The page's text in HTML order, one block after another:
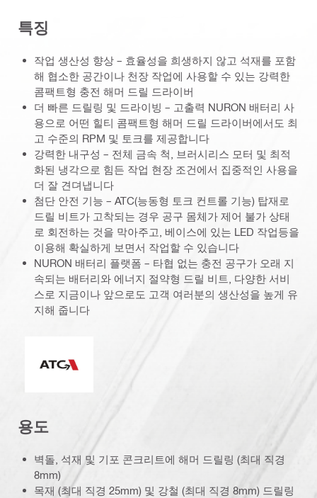
특징
작업 생산성 향상 – 효율성을 희생하지 않고 석재를 포함
해 협소한 공간이나 천장 작업에 사용할 수 있는 강력한
콤팩트형 충전 해머 드릴 드라이버
더 빠른 드릴링 및 드라이빙 – 고출력 NURON 배터리 사
용으로 어떤 힐티 콤팩트형 해머 드릴 드라이버에서도 최
고 수준의 RPM 및 토크를 제공합니다
강력한 내구성 – 전체 금속 척, 브러시리스 모터 및 최적
화된 냉각으로 힘든 작업 현장 조건에서 집중적인 사용을
더 잘 견뎌냅니다
첨단 안전 기능 – ATC(능동형 토크 컨트롤 기능) 탑재로
드릴 비트가 고착되는 경우 공구 몸체가 제어 불가 상태
로 회전하는 것을 막아주고, 베이스에 있는 LED 작업등을
이용해 확실하게 보면서 작업할 수 있습니다
NURON 배터리 플랫폼 – 타협 없는 충전 공구가 오래 지
속되는 배터리와 에너지 절약형 드릴 비트, 다양한 서비
스로 지금이나 앞으로도 고객 여러분의 생산성을 높게 유
지해 줍니다
용도
벽돌, 석재 및 기포 콘크리트에 해머 드릴링 (최대 직경
8mm)
목재 (최대 직경 25mm) 및 강철 (최대 직경 8mm) 드릴링